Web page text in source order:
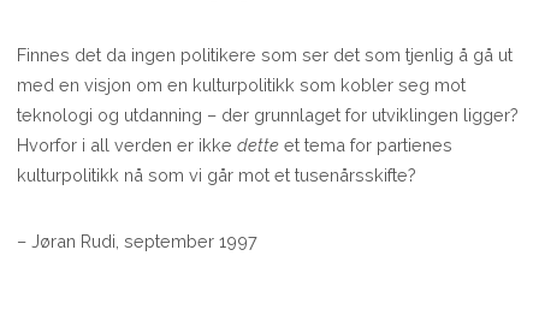
Finnes det da ingen politikere som ser det som tjenlig å gå ut
med en visjon om en kulturpolitikk som kobler seg mot
teknologi og utdanning – der grunnlaget for utviklingen ligger?
Hvorfor i all verden er ikkedette et tema for partienes
kulturpolitikk nå som vi går mot et tusenårsskifte?
– Jøran Rudi, september 1997